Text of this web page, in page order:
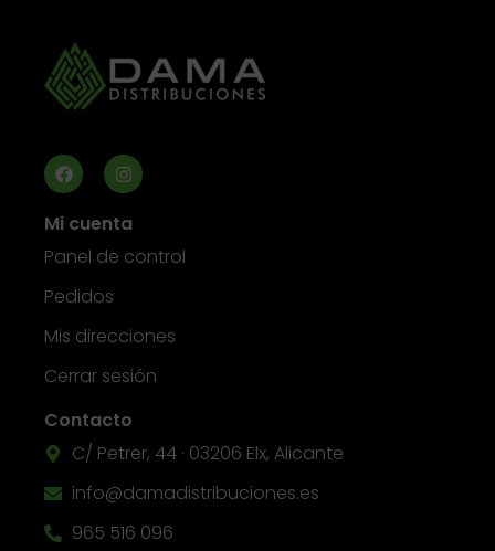
Mi cuenta
Panel de control
Pedidos
Mis direcciones
Cerrar sesión
Contacto
C/ Petrer, 44 · 03206 Elx, Alicante
info@damadistribuciones.es
965 516 096